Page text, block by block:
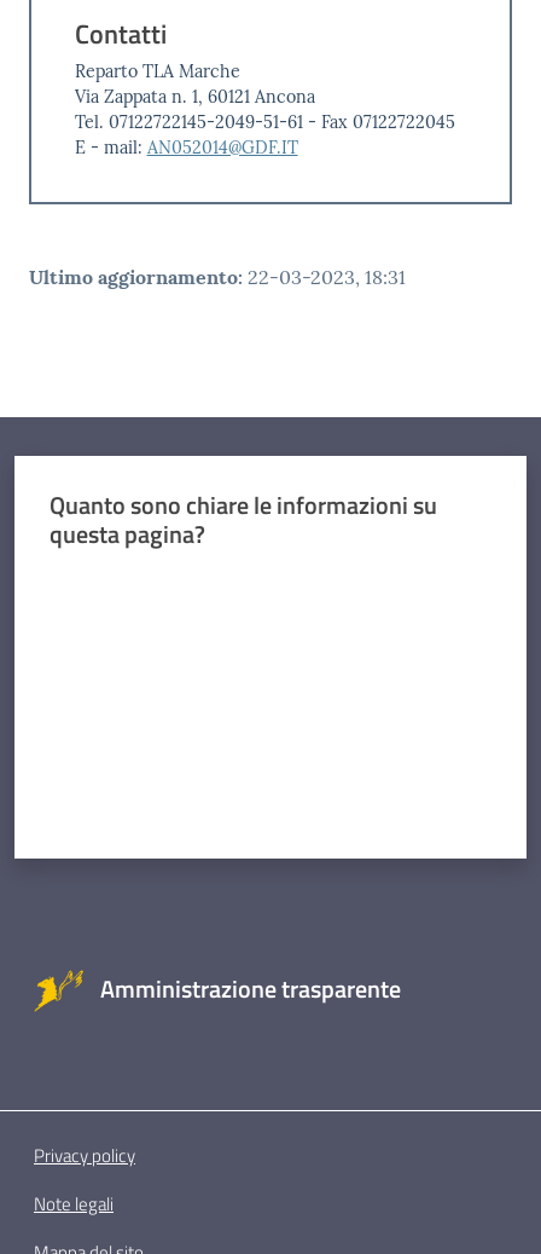
Contatti
Reparto TLA Marche
Via Zappata n. 1, 60121 Ancona
Tel. 07122722145-2049-51-61 - Fax 07122722045
E - mail: AN052014@GDF.IT
Ultimo aggiornamento: 22-03-2023, 18:31
Quanto sono chiare le informazioni su
questa pagina?
Amministrazione trasparente
Privacy policy
Note legali